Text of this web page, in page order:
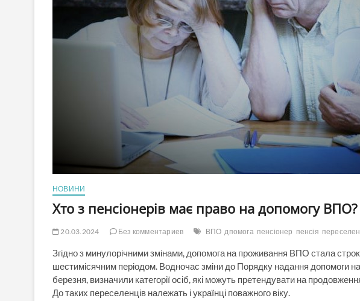
НОВИНИ
Хто з пенсіонерів має право на допомогу
20.03.2024 Без комментариев ВПО дпомога пенсіонер пенсія
Згідно з минулорічними змінами, допомога на проживання ВПО стала
шестимісячним періодом. Водночас зміни до Порядку надання допомоги
березня, визначили категорії осіб, які можуть претендувати на
До таких переселенців належать і українці поважного віку.